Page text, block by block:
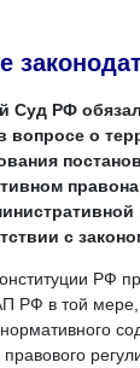
Суд РФ
вопросе о
с
РФ
РФ в той мере,